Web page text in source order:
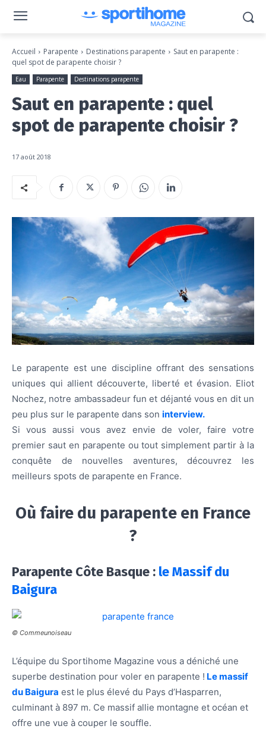
Accueil Parapente Destinations parapente
Saut en parapente :
quel spot de parapente choisir ?
Eau Parapente Destinations parapente
Saut en parapente : quel
spot de parapente choisir ?
17 août 2018
Le parapente est une discipline offrant des sensations
uniques qui allient découverte, liberté et évasion. Eliot
Nochez, notre ambassadeur fun et déjanté vous en dit un
peu plus sur le parapente dans son interview.
Si vous aussi vous avez envie de voler, faire votre
premier saut en parapente ou tout simplement partir à la
conquête de nouvelles aventures, découvrez les
meilleurs spots de parapente en France.
Où faire du parapente en France
?
Parapente Côte Basque : le Massif du
Baigura
© Commeunoiseau
L’équipe du Sportihome Magazine vous a déniché une
superbe destination pour voler en parapente ! Le massif
du Baigura est le plus élevé du Pays d’Hasparren,
culminant à 897 m. Ce massif allie montagne et océan et
offre une vue à couper le souffle.